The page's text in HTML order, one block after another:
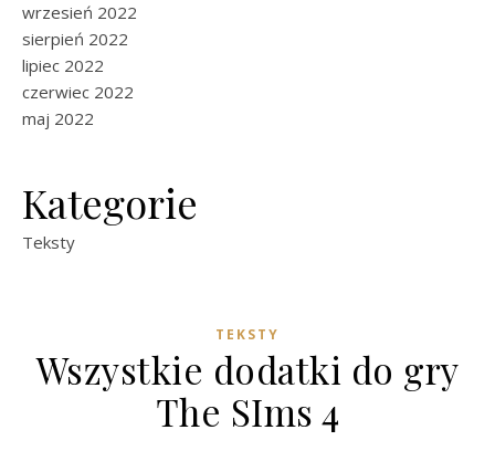
wrzesień 2022
sierpień 2022
lipiec 2022
czerwiec 2022
maj 2022
Kategorie
Teksty
TEKSTY
Wszystkie dodatki do gry
The SIms 4